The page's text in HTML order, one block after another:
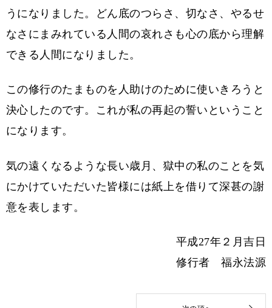
うになりました。どん底のつらさ、切なさ、やるせ
なさにまみれている人間の哀れさも心の底から理解
できる人間になりました。
この修行のたまものを人助けのために使いきろうと
決心したのです。これが私の再起の誓いということ
になります。
気の遠くなるような長い歳月、獄中の私のことを気
にかけていただいた皆様には紙上を借りて深甚の謝
意を表します。
平成27年２月吉日
修行者 福永法源